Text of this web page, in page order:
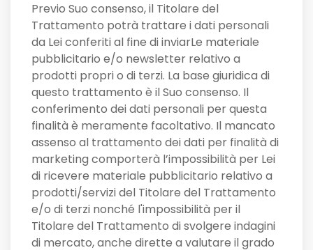
Previo Suo consenso, il Titolare del
Trattamento potrà trattare i dati personali
da Lei conferiti al fine di inviarLe materiale
pubblicitario e/o newsletter relativo a
prodotti propri o di terzi. La base giuridica di
questo trattamento è il Suo consenso. Il
conferimento dei dati personali per questa
finalità è meramente facoltativo. Il mancato
assenso al trattamento dei dati per finalità di
marketing comporterà l’impossibilità per Lei
di ricevere materiale pubblicitario relativo a
prodotti/servizi del Titolare del Trattamento
e/o di terzi nonché l'impossibilità per il
Titolare del Trattamento di svolgere indagini
di mercato, anche dirette a valutare il grado